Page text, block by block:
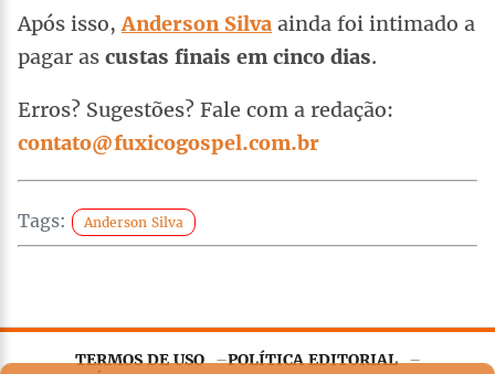
Após isso,Anderson Silva ainda foi intimado a
pagar as custas finais em cinco dias.
Erros? Sugestões? Fale com a redação:
contato@fuxicogospel.com.br
Tags: Anderson Silva
TERMOS DE USO
POLÍTICA EDITORIAL
Este site utilizacookies essenciaispara garantir o